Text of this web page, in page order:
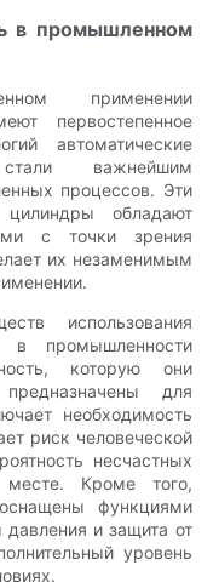
в промышленном
применении
первостепенное
автоматические
важнейшим
процессов. Эти
цилиндры обладают
с точки зрения
их незаменимым
использования
в промышленности
которую они
для
необходимость
риск человеческой
несчастных
Кроме того,
функциями
давления и защита от
уровень